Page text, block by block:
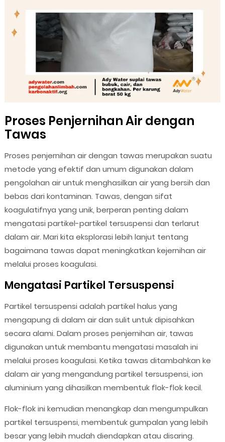
Proses Penjernihan Air dengan
Tawas
Proses penjernihan air dengan tawas merupakan suatu
metode yang efektif dan umum digunakan dalam
pengolahan air untuk menghasilkan air yang bersih dan
bebas dari kontaminan. Tawas, dengan sifat
koagulatifnya yang unik, berperan penting dalam
mengatasi partikel-partikel tersuspensi dan terlarut
dalam air. Mari kita eksplorasi lebih lanjut tentang
bagaimana tawas dapat meningkatkan kejernihan air
melalui proses koagulasi.
Mengatasi Partikel Tersuspensi
Partikel tersuspensi adalah partikel halus yang
mengapung di dalam air dan sulit untuk dipisahkan
secara alami. Dalam proses penjernihan air, tawas
digunakan untuk membantu mengatasi masalah ini
melalui proses koagulasi. Ketika tawas ditambahkan ke
dalam air yang mengandung partikel tersuspensi, ion
aluminium yang dihasilkan membentuk flok-flok kecil.
Flok-flok ini kemudian menangkap dan mengumpulkan
partikel tersuspensi, membentuk gumpalan yang lebih
besar yang lebih mudah diendapkan atau disaring.